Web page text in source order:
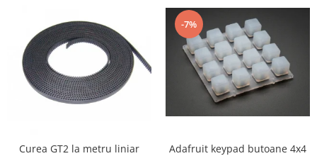
Datalogger
LCD
Module
Multiplexor
Releu
Curea GT2 la metru liniar
-7%
Adafruit keypad butoane 4x4